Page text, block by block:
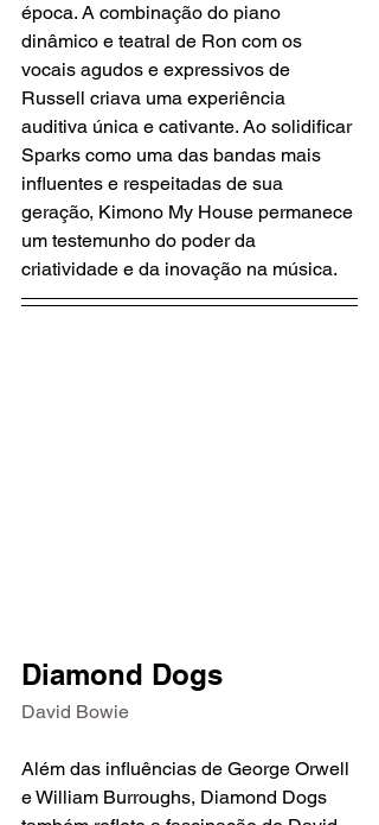
época. A combinação do piano
dinâmico e teatral de Ron com os
vocais agudos e expressivos de
Russell criava uma experiência
auditiva única e cativante. Ao solidificar
Sparks como uma das bandas mais
influentes e respeitadas de sua
geração, Kimono My House permanece
um testemunho do poder da
criatividade e da inovação na música.
Diamond Dogs
David Bowie
Além das influências de George Orwell
e William Burroughs, Diamond Dogs